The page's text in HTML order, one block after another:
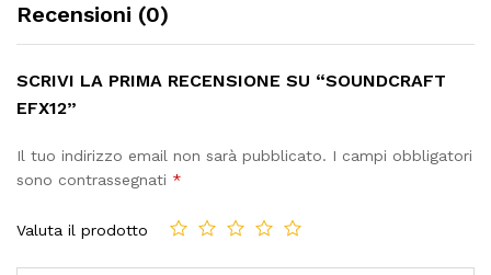
Recensioni (0)
SCRIVI LA PRIMA RECENSIONE SU “SOUNDCRAFT
EFX12”
Il tuo indirizzo email non sarà pubblicato. I campi obbligatori
sono contrassegnati *
Valuta il prodotto